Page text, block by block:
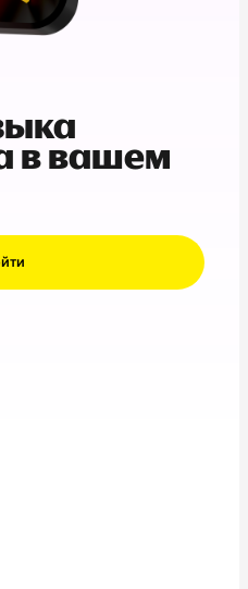
в вашем